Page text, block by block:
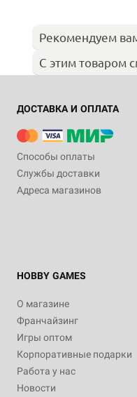
Рекомендуем
С этим товаром
ДОСТАВКА И ОПЛАТА
Способы оплаты
Службы доставки
Адреса магазинов
HOBBY GAMES
О магазине
Франчайзинг
Игры оптом
Корпоративные подарки
Работа у нас
Новости